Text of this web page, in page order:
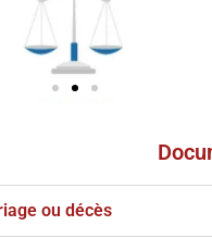
ou décès